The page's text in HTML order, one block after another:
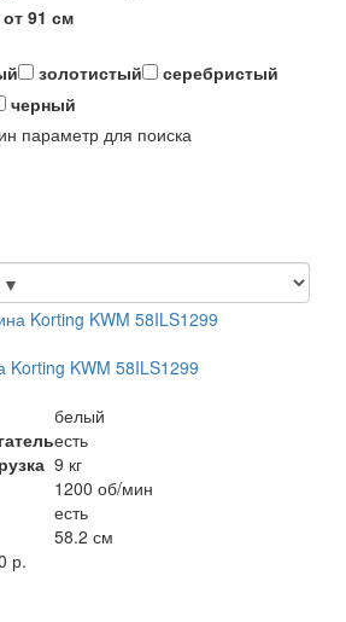
от 91 см
золотистый
серебристый
черный
параметр для поиска
KWM 58ILS1299
белый
есть
9 кг
1200 об/мин
есть
58.2 см
р.